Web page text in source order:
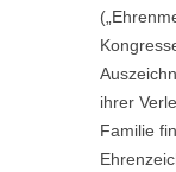
ihrer
Familie